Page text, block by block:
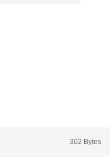
302 Bytes